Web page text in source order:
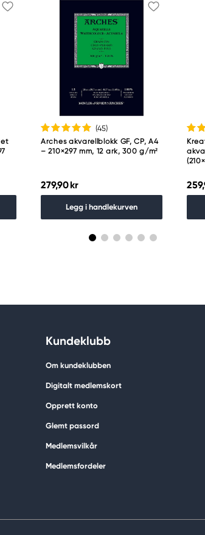
(45)
Arches akvarellblokk GF, CP, A4
– 210×297 mm, 12 ark, 300 g/m²
279,90 kr
Legg i handlekurven
Kundeklubb
Om kundeklubben
Digitalt medlemskort
Opprett konto
Glemt passord
Medlemsvilkår
Medlemsfordeler